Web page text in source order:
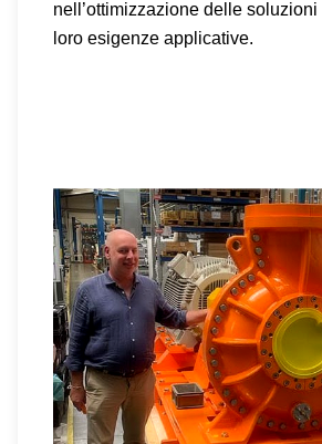
nell’ottimizzazione delle
loro esigenze applicative.